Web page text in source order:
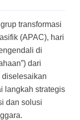
transformasi
(APAC), hari
di
dari
diselesaikan
langkah strategis
dan solusi